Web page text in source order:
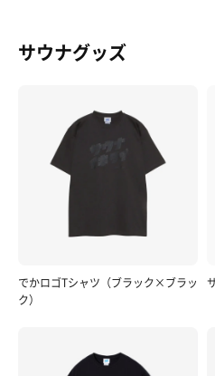
サウナグッズ
でかロゴTシャツ（ブラック×ブラッ
ク）